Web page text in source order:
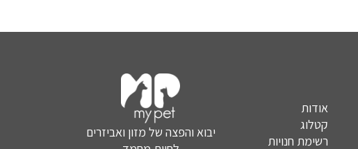
אודות
קטלוג
רשימת חנויות
יבוא והפצה של מזון ואביזרים